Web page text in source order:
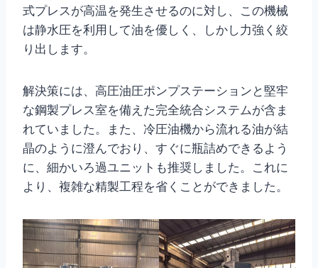
式プレスが高温を発生させるのに対し、この機械
は静水圧を利用して油を優しく、しかし力強く絞
り出します。
解決策には、高圧油圧ポンプステーションと堅牢
な鋼製プレス室を備えた完全統合システムが含ま
れていました。また、冷圧油機から流れる油が結
晶のように澄んでおり、すぐに瓶詰めできるよう
に、細かいろ過ユニットも推奨しました。これに
より、複雑な精製工程を省くことができました。